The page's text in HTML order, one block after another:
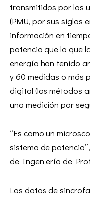
transmitidos por las
(PMU, por sus siglas
información en
potencia que la que
energía han tenido
y 60 medidas o más
digital (los métodos
una medición por
“Es como un
sistema de
de Ingeniería de
Los datos de